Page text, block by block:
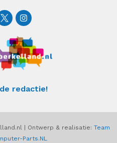
I
n
s
t
a
g
r
a
redactie!
| Ontwerp & realisatie: Team
Parts.NL